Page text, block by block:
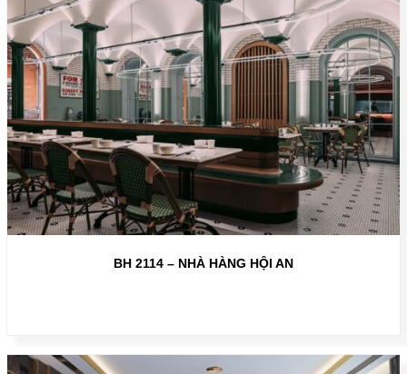
BH 2114 – NHÀ HÀNG HỘI AN